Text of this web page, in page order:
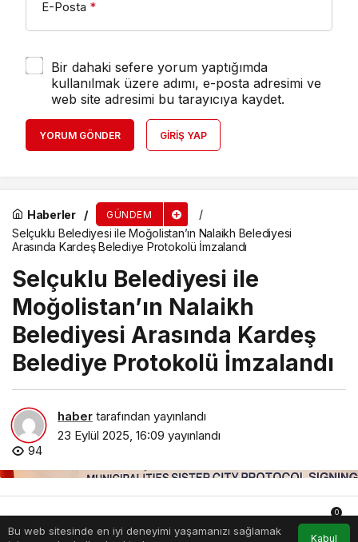
E-Posta *
Bir dahaki sefere yorum yaptığımda
kullanılmak üzere adımı, e-posta adresimi ve
web site adresimi bu tarayıcıya kaydet.
YORUM GÖNDER GIRIŞ YAP
Haberler GÜNDEM
Selçuklu Belediyesi ile Moğolistan’ın Nalaikh Belediyesi
Arasında Kardeş Belediye Protokolü İmzalandı
Selçuklu Belediyesi ile
Moğolistan’ın Nalaikh
Belediyesi Arasında Kardeş
Belediye Protokolü İmzalandı
haber tarafından yayınlandı
23 Eylül 2025, 16:09 yayınlandı
94
Bu web sitesinde en iyi deneyimi yaşamanızı sağlamak
Kabul
Anasayfa Akış Hesabım Bildirimler
0